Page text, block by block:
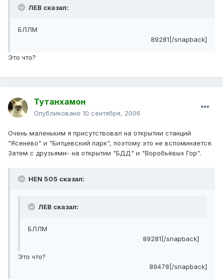
ЛЕВ сказал:
БЛЛМ
89281[/snapback]
Это что?
Тутанхамон
Опубликовано 10 сентября, 2006
Очень маленьким я присутствовал на открытии станций
"Ясенево" и "Битцевский парк", поэтому это не вспоминается.
Затем с друзьями- на открытии "БДД" и "Воробьёвых Гор".
HEN 505 сказал:
ЛЕВ сказал:
БЛЛМ
89281[/snapback]
Это что?
89478[/snapback]